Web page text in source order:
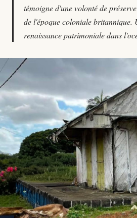
témoigne d'une volonté de
de l'époque coloniale britannique.
renaissance patrimoniale dans